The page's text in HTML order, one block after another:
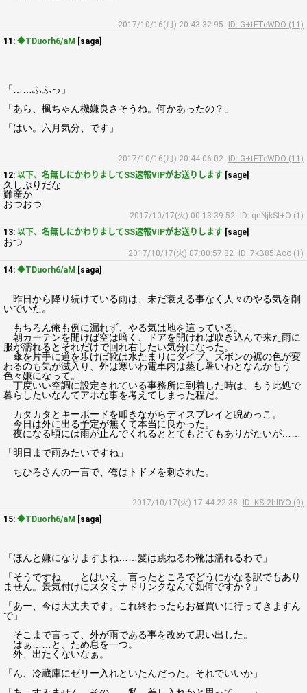
2017/10/16(月) 20:43:32.95
ID: G+tFTeWDO (11)
11: ◆TDuorh6/aM [saga]
「……ふふっ」
「あら、楓ちゃん機嫌良さそうね。何かあったの？」
「はい。六月気分、です」
2017/10/16(月) 20:44:06.02
ID: G+tFTeWDO (11)
12: 以下、名無しにかわりましてSS速報VIPがお送りします [sage]
久しぶりだな
難産か
おつおつ
2017/10/17(火) 00:13:39.52
ID: qnNjkSI+O (1)
13: 以下、名無しにかわりましてSS速報VIPがお送りします [sage]
おつ
2017/10/17(火) 07:00:57.82
ID: 7kB85lAoo (1)
14: ◆TDuorh6/aM [saga]
昨日から降り続けている雨は、未だ衰える事なく人々のやる気を削
いでいた。
もちろん俺も例に漏れず、やる気は地を這っている。
朝カーテンを開けば空は暗く、ドアを開ければ吹き込んで来た雨に
服が濡れるとそれだけで回れ右したい気分になった。
傘を片手に道を歩けば靴は水たまりにダイブ、ズボンの裾の色が変
わるのも気が滅入り、外は寒いわ電車内は蒸し暑いわとなんかもう
色々嫌になって。
丁度いい空調に設定されている事務所に到着した時は、もう此処で
暮らしたいなんてアホな事を考えてしまった程だ。
カタカタとキーボードを叩きながらディスプレイと睨めっこ。
今日は外に出る予定が無くて本当に良かった。
夜になる頃には雨が止んでくれるととてもとてもありがたいが……
「明日まで雨みたいですね」
ちひろさんの一言で、俺はトドメを刺された。
2017/10/17(火) 17:44:22.38
ID: KSf2hlIYO (9)
15: ◆TDuorh6/aM [saga]
「ほんと嫌になりますよね……髪は跳ねるわ靴は濡れるわで」
「そうですね……とはいえ、言ったところでどうにかなる訳でもあり
ません。景気付けにスタミナドリンクなんて如何ですか？」
「あー、今は大丈夫です。これ終わったらお昼買いに行ってきますん
で」
そこまで言って、外が雨である事を改めて思い出した。
はぁ……と、ため息を一つ。
外、出たくないなぁ。
「ん、冷蔵庫にゼリー入れといたんだった。それでいいか」